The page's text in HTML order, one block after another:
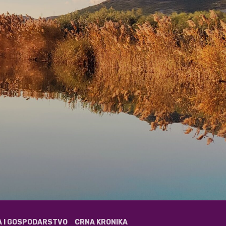
I GOSPODARSTVO CRNA KRONIKA